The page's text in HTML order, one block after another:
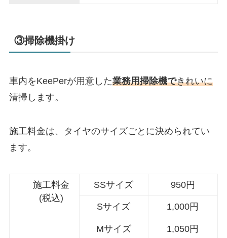
③掃除機掛け
車内をKeePerが用意した業務用掃除機できれいに
清掃します。
施工料金は、タイヤのサイズごとに決められてい
ます。
施工料金
(税込)
SSサイズ 950円
Sサイズ 1,000円
Mサイズ 1,050円